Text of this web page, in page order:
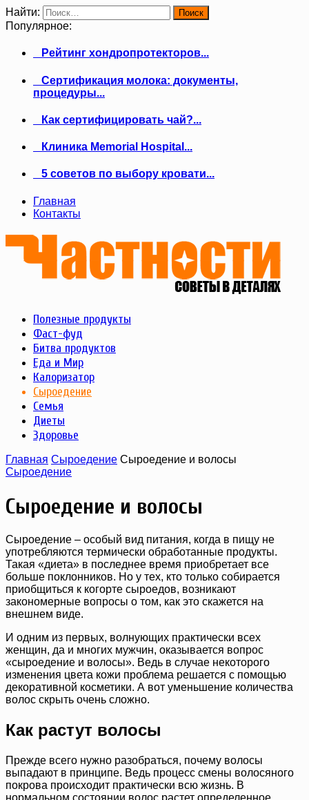
Найти:
Популярное:
Рейтинг хондропротекторов...
Сертификация молока: документы,
процедуры...
Как сертифицировать чай?...
Клиника Memorial Hospital...
5 советов по выбору кровати...
Главная
Контакты
Полезные продукты
Фаст-фуд
Битва продуктов
Еда и Мир
Калоризатор
Сыроедение
Семья
Диеты
Здоровье
Главная Сыроедение Сыроедение и волосы
Сыроедение
Сыроедение и волосы
Сыроедение – особый вид питания, когда в пищу не
употребляются термически обработанные продукты.
Такая «диета» в последнее время приобретает все
больше поклонников. Но у тех, кто только собирается
приобщиться к когорте сыроедов, возникают
закономерные вопросы о том, как это скажется на
внешнем виде.
И одним из первых, волнующих практически всех
женщин, да и многих мужчин, оказывается вопрос
«сыроедение и волосы». Ведь в случае некоторого
изменения цвета кожи проблема решается с помощью
декоративной косметики. А вот уменьшение количества
волос скрыть очень сложно.
Как растут волосы
Прежде всего нужно разобраться, почему волосы
выпадают в принципе. Ведь процесс смены волосяного
покрова происходит практически всю жизнь. В
нормальном состоянии волос растет определенное